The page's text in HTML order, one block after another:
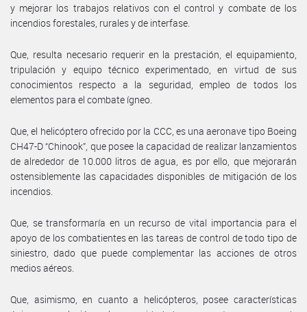
y mejorar los trabajos relativos con el control y combate de los
incendios forestales, rurales y de interfase.
Que, resulta necesario requerir en la prestación, el equipamiento,
tripulación y equipo técnico experimentado, en virtud de sus
conocimientos respecto a la seguridad, empleo de todos los
elementos para el combate ígneo.
Que, el helicóptero ofrecido por la CCC, es una aeronave tipo Boeing
CH47-D “Chinook”, que posee la capacidad de realizar lanzamientos
de alrededor de 10.000 litros de agua, es por ello, que mejorarán
ostensiblemente las capacidades disponibles de mitigación de los
incendios.
Que, se transformaría en un recurso de vital importancia para el
apoyo de los combatientes en las tareas de control de todo tipo de
siniestro, dado que puede complementar las acciones de otros
medios aéreos.
Que, asimismo, en cuanto a helicópteros, posee características